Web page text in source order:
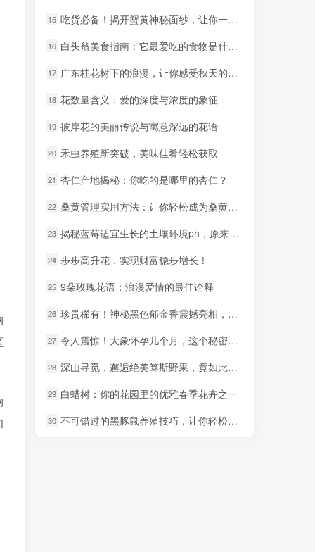
15 吃货必备！揭开蟹黄神秘面纱，让你一探究竟！
16 白头翁美食指南：它最爱吃的食物是什么？
17 广东桂花树下的浪漫，让你感受秋天的美好时光！
18 花数量含义：爱的深度与浓度的象征
19 彼岸花的美丽传说与寓意深远的花语
20 禾虫养殖新突破，美味佳肴轻松获取
21 杏仁产地揭秘：你吃的是哪里的杏仁？
22 桑黄管理实用方法：让你轻松成为桑黄种植高手
23 揭秘蓝莓适宜生长的土壤环境ph，原来这么重要！
24 步步高升花，实现财富稳步增长！
25 9朵玫瑰花语：浪漫爱情的最佳诠释
26 珍贵稀有！神秘黑色郁金香震撼亮相，你见过吗？
27 令人震惊！大象怀孕几个月，这个秘密你知道吗？
28 深山寻觅，邂逅绝美笃斯野果，竟如此美味！
29 白蜡树：你的花园里的优雅春季花卉之一
30 不可错过的黑豚鼠养殖技巧，让你轻松赚取收益
15 吃货必备！揭开蟹黄神秘面纱，让你一探究竟！
16 白头翁美食指南：它最爱吃的食物是什么？
17 广东桂花树下的浪漫，让你感受秋天的美好时光！
18 花数量含义：爱的深度与浓度的象征
19 彼岸花的美丽传说与寓意深远的花语
20 禾虫养殖新突破，美味佳肴轻松获取
21 杏仁产地揭秘：你吃的是哪里的杏仁？
22 桑黄管理实用方法：让你轻松成为桑黄种植高手
23 揭秘蓝莓适宜生长的土壤环境ph，原来这么重要！
24 步步高升花，实现财富稳步增长！
25 9朵玫瑰花语：浪漫爱情的最佳诠释
26 珍贵稀有！神秘黑色郁金香震撼亮相，你见过吗？
27 令人震惊！大象怀孕几个月，这个秘密你知道吗？
28 深山寻觅，邂逅绝美笃斯野果，竟如此美味！
29 白蜡树：你的花园里的优雅春季花卉之一
30 不可错过的黑豚鼠养殖技巧，让你轻松赚取收益